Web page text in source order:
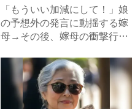
「もういい加減にして！」娘
の予想外の発言に動揺する嫁
母→その後、嫁母の衝撃行動